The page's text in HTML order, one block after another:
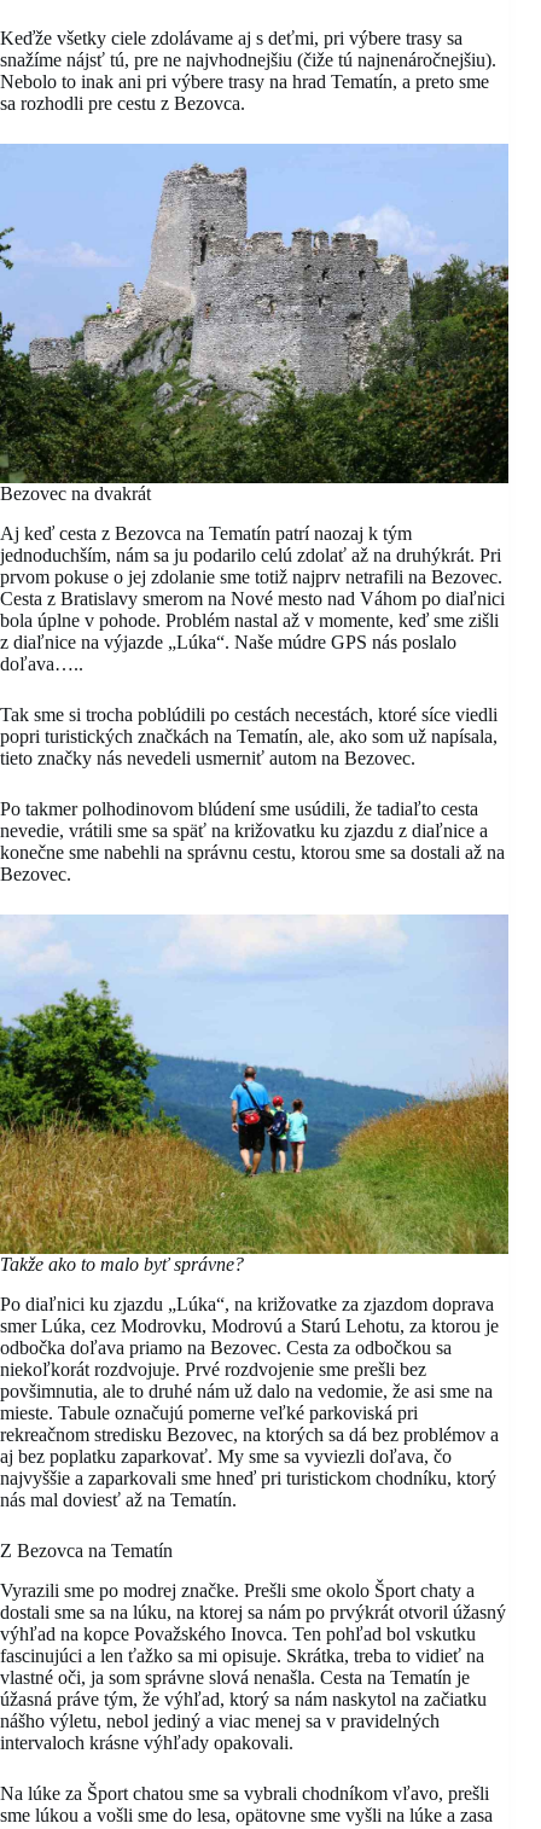
Keďže všetky ciele zdolávame aj s deťmi, pri výbere trasy sa
snažíme nájsť tú, pre ne najvhodnejšiu (čiže tú najnenáročnejšiu).
Nebolo to inak ani pri výbere trasy na hrad Tematín, a preto sme
sa rozhodli pre cestu z Bezovca.
Bezovec na dvakrát
Aj keď cesta z Bezovca na Tematín patrí naozaj k tým
jednoduchším, nám sa ju podarilo celú zdolať až na druhýkrát. Pri
prvom pokuse o jej zdolanie sme totiž najprv netrafili na Bezovec.
Cesta z Bratislavy smerom na Nové mesto nad Váhom po diaľnici
bola úplne v pohode. Problém nastal až v momente, keď sme zišli
z diaľnice na výjazde „Lúka“. Naše múdre GPS nás poslalo
doľava…..
Tak sme si trocha poblúdili po cestách necestách, ktoré síce viedli
popri turistických značkách na Tematín, ale, ako som už napísala,
tieto značky nás nevedeli usmerniť autom na Bezovec.
Po takmer polhodinovom blúdení sme usúdili, že tadiaľto cesta
nevedie, vrátili sme sa späť na križovatku ku zjazdu z diaľnice a
konečne sme nabehli na správnu cestu, ktorou sme sa dostali až na
Bezovec.
Takže ako to malo byť správne?
Po diaľnici ku zjazdu „Lúka“, na križovatke za zjazdom doprava
smer Lúka, cez Modrovku, Modrovú a Starú Lehotu, za ktorou je
odbočka doľava priamo na Bezovec. Cesta za odbočkou sa
niekoľkorát rozdvojuje. Prvé rozdvojenie sme prešli bez
povšimnutia, ale to druhé nám už dalo na vedomie, že asi sme na
mieste. Tabule označujú pomerne veľké parkoviská pri
rekreačnom stredisku Bezovec, na ktorých sa dá bez problémov a
aj bez poplatku zaparkovať. My sme sa vyviezli doľava, čo
najvyššie a zaparkovali sme hneď pri turistickom chodníku, ktorý
nás mal doviesť až na Tematín.
Z Bezovca na Tematín
Vyrazili sme po modrej značke. Prešli sme okolo Šport chaty a
dostali sme sa na lúku, na ktorej sa nám po prvýkrát otvoril úžasný
výhľad na kopce Považského Inovca. Ten pohľad bol vskutku
fascinujúci a len ťažko sa mi opisuje. Skrátka, treba to vidieť na
vlastné oči, ja som správne slová nenašla. Cesta na Tematín je
úžasná práve tým, že výhľad, ktorý sa nám naskytol na začiatku
nášho výletu, nebol jediný a viac menej sa v pravidelných
intervaloch krásne výhľady opakovali.
Na lúke za Šport chatou sme sa vybrali chodníkom vľavo, prešli
sme lúkou a vošli sme do lesa, opätovne sme vyšli na lúke a zasa